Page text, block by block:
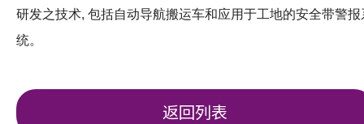
研发之技术, 包括自动导航搬运车和应用于工地的安全带警报
统。
返回列表